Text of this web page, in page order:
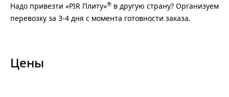
Надо привезти «PIR Плиту»® в другую страну? Организуем
перевозку за 3-4 дня с момента готовности заказа.
Цены